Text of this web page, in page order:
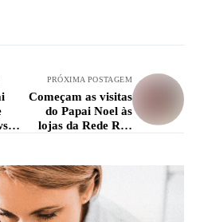
e
PRÓXIMA POSTAGEM
Começam as visitas
do Papai Noel às
lojas da Rede Rex